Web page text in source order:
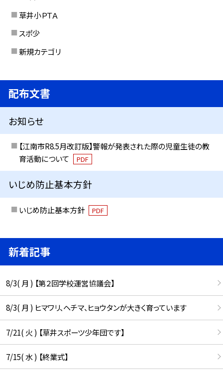
草井小ＰＴＡ
スポ少
新規カテゴリ
配布文書
お知らせ
【江南市R8.5月改訂版】警報が発表された際の児童生徒の教
育活動について
PDF
いじめ防止基本方針
いじめ防止基本方針 PDF
新着記事
8/3( 月 ) 【第２回学校運営協議会】
8/3( 月 ) ヒマワリ、ヘチマ、ヒョウタンが大きく育っています
7/21( 火 ) 【草井スポーツ少年団です】
7/15( 水 ) 【終業式】